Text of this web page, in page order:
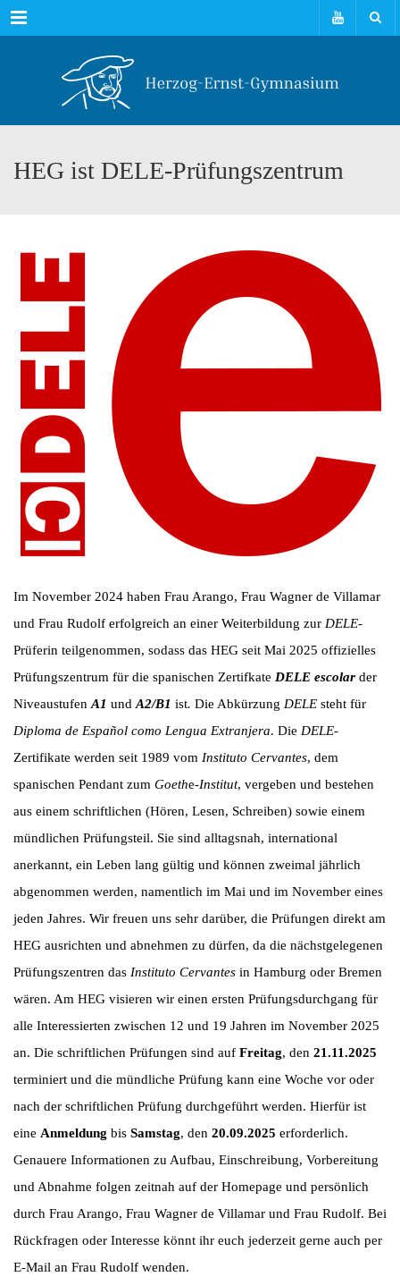
Menu
HEG ist DELE-Prüfungszentrum
Im November 2024 haben Frau Arango, Frau Wagner de Villamar
und Frau Rudolf erfolgreich an einer Weiterbildung zur DELE-
Prüferin teilgenommen, sodass das HEG seit Mai 2025 offizielles
Prüfungszentrum für die spanischen Zertifkate DELE escolar der
Niveaustufen A1 und A2/B1 ist. Die Abkürzung DELE steht für
Diploma de Español como Lengua Extranjera. Die DELE-
Zertifikate werden seit 1989 vom Instituto Cervantes, dem
spanischen Pendant zum Goethe-Institut, vergeben und bestehen
aus einem schriftlichen (Hören, Lesen, Schreiben) sowie einem
mündlichen Prüfungsteil. Sie sind alltagsnah, international
anerkannt, ein Leben lang gültig und können zweimal jährlich
abgenommen werden, namentlich im Mai und im November eines
jeden Jahres. Wir freuen uns sehr darüber, die Prüfungen direkt am
HEG ausrichten und abnehmen zu dürfen, da die nächstgelegenen
Prüfungszentren das Instituto Cervantes in Hamburg oder Bremen
wären. Am HEG visieren wir einen ersten Prüfungsdurchgang für
alle Interessierten zwischen 12 und 19 Jahren im November 2025
an. Die schriftlichen Prüfungen sind auf Freitag, den 21.11.2025
terminiert und die mündliche Prüfung kann eine Woche vor oder
nach der schriftlichen Prüfung durchgeführt werden. Hierfür ist
eine Anmeldung bis Samstag, den 20.09.2025 erforderlich.
Genauere Informationen zu Aufbau, Einschreibung, Vorbereitung
und Abnahme folgen zeitnah auf der Homepage und persönlich
durch Frau Arango, Frau Wagner de Villamar und Frau Rudolf. Bei
Rückfragen oder Interesse könnt ihr euch jederzeit gerne auch per
E-Mail an Frau Rudolf wenden.